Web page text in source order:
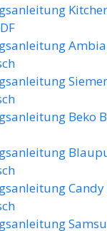
Beko
Candy